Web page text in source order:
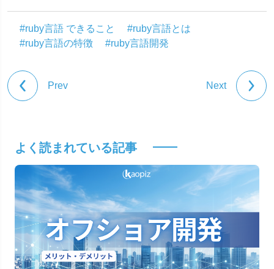
#ruby言語 できること
#ruby言語とは
#ruby言語の特徴
#ruby言語開発
Prev Next
よく読まれている記事